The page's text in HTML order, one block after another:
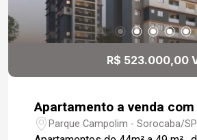
R$ 523.000,00
Apartamento a venda
Parque Campolim - Sorocaba/SP